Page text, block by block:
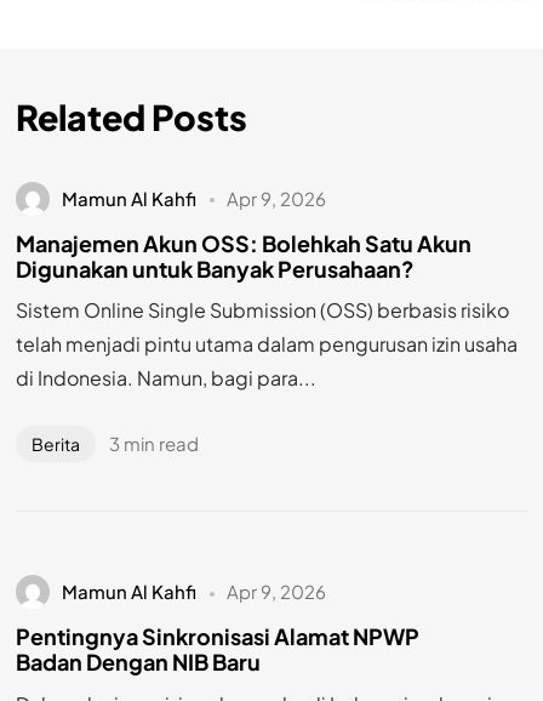
Related Posts
Mamun Al Kahfi Apr 9, 2026
Manajemen Akun OSS: Bolehkah Satu Akun
Digunakan untuk Banyak Perusahaan?
Sistem Online Single Submission (OSS) berbasis risiko
telah menjadi pintu utama dalam pengurusan izin usaha
di Indonesia. Namun, bagi para...
Berita 3 min read
Mamun Al Kahfi Apr 9, 2026
Pentingnya Sinkronisasi Alamat NPWP
Badan Dengan NIB Baru